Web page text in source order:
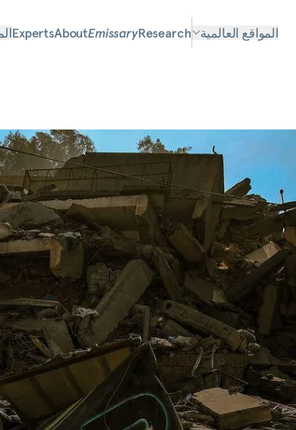
المواقع العالمية Research
Emissary
About
Experts